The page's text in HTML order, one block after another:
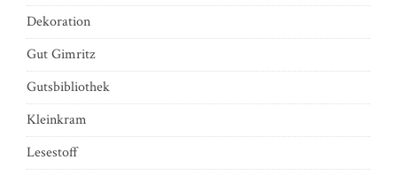
Dekoration
Gut Gimritz
Gutsbibliothek
Kleinkram
Lesestoff